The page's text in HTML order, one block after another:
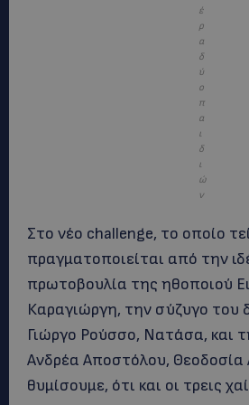
έ
ρ
α
δ
ύ
ο
π
α
ι
δ
ι
ώ
ν
Στο νέο challenge, το οποίο
πραγματοποιείται από την
πρωτοβουλία της ηθοποιού
Καραγιώργη, την σύζυγο του
Γιώργο Ρούσσο, Νατάσα, και
Ανδρέα Αποστόλου,
θυμίσουμε, ότι και οι τρεις